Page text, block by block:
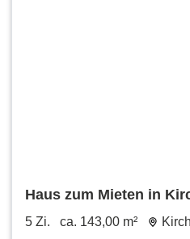
Haus zum Mieten in
2.375 € 143 m²
5 Zi. ca. 143,00 m²